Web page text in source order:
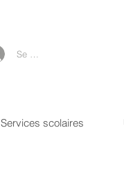
Se connecter
Services scolaires